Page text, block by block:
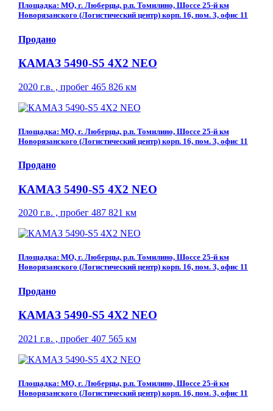
Площадка: МО, г. Люберцы, р.п. Томилино, Шоссе 25-й км
Новорязанского (Логистический центр) корп. 16, пом. 3, офис 11
Продано
КАМАЗ 5490-S5 4Х2 NEO
2020 г.в. , пробег 465 826 км
Площадка: МО, г. Люберцы, р.п. Томилино, Шоссе 25-й км
Новорязанского (Логистический центр) корп. 16, пом. 3, офис 11
Продано
КАМАЗ 5490-S5 4Х2 NEO
2020 г.в. , пробег 487 821 км
Площадка: МО, г. Люберцы, р.п. Томилино, Шоссе 25-й км
Новорязанского (Логистический центр) корп. 16, пом. 3, офис 11
Продано
КАМАЗ 5490-S5 4Х2 NEO
2021 г.в. , пробег 407 565 км
Площадка: МО, г. Люберцы, р.п. Томилино, Шоссе 25-й км
Новорязанского (Логистический центр) корп. 16, пом. 3, офис 11